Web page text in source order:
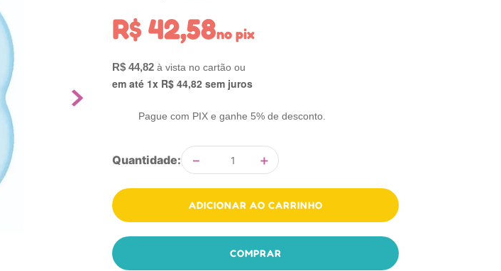
R$ 42,58no pix
R$ 44,82
em até 1x R$ 44,82 sem juros
Pague com PIX e ganhe 5% de desconto.
Quantidade ＋
－
ADICIONAR AO CARRINHO
COMPRAR